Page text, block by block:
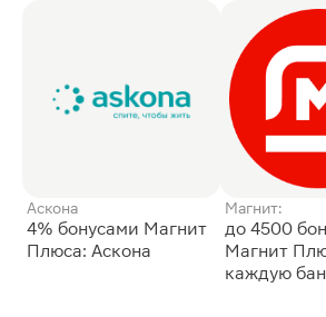
Аскона
4% бонусами Магнит
Плюса: Аскона
Магнит:
до 4500
Магнит
каждую